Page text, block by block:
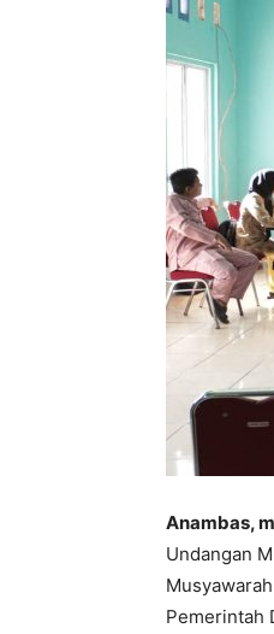
Anambas,
Undangan
Pemerintah